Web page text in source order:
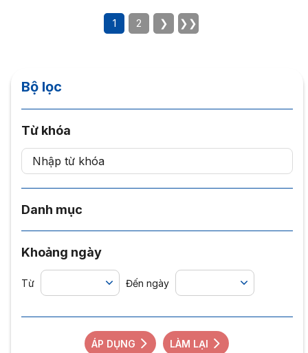
1 2 ❯ ❯❯
Bộ lọc
Từ khóa
Danh mục
Khoảng ngày
Từ Đến ngày
ÁP DỤNG LÀM LẠI